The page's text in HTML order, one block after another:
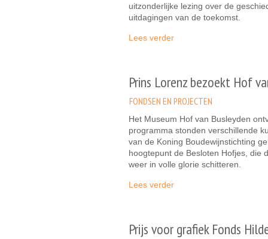
uitzonderlijke lezing over de
uitdagingen van de toekomst.
Lees verder
Prins Lorenz bezoekt Hof
FONDSEN EN PROJECTEN
Het Museum Hof van Busleyden
programma stonden verschillende
van de Koning Boudewijnstichting
hoogtepunt de Besloten Hofjes, die
weer in volle glorie schitteren.
Lees verder
Prijs voor grafiek Fonds